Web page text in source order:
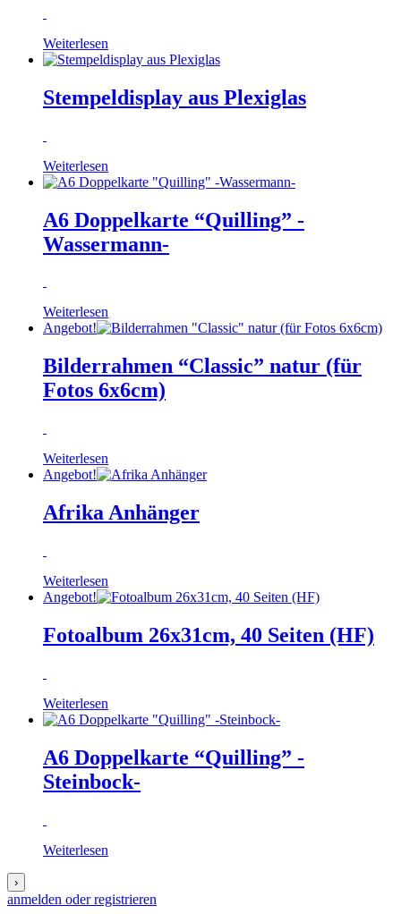
Weiterlesen
Stempeldisplay aus Plexiglas
Weiterlesen
A6 Doppelkarte “Quilling” -
Wassermann-
Weiterlesen
Angebot!
Bilderrahmen “Classic” natur (für
Fotos 6x6cm)
Weiterlesen
Angebot!
Afrika Anhänger
Weiterlesen
Angebot!
Fotoalbum 26x31cm, 40 Seiten (HF)
Weiterlesen
A6 Doppelkarte “Quilling” -
Steinbock-
Weiterlesen
›
anmelden oder registrieren